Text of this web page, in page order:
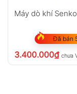
Máy dò khí
Đã bán
3.400.000₫ chưa